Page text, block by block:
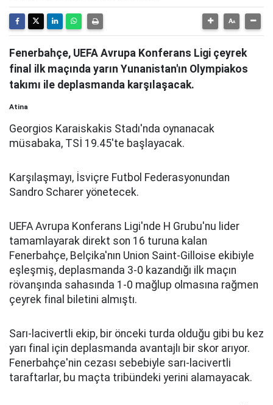
Fenerbahçe, UEFA Avrupa Konferans Ligi çeyrek
final ilk maçında yarın Yunanistan'ın Olympiakos
takımı ile deplasmanda karşılaşacak.
Atina
Georgios Karaiskakis Stadı'nda oynanacak
müsabaka, TSİ 19.45'te başlayacak.
Karşılaşmayı, İsviçre Futbol Federasyonundan
Sandro Scharer yönetecek.
UEFA Avrupa Konferans Ligi'nde H Grubu'nu lider
tamamlayarak direkt son 16 turuna kalan
Fenerbahçe, Belçika'nın Union Saint-Gilloise ekibiyle
eşleşmiş, deplasmanda 3-0 kazandığı ilk maçın
rövanşında sahasında 1-0 mağlup olmasına rağmen
çeyrek final biletini almıştı.
Sarı-lacivertli ekip, bir önceki turda olduğu gibi bu kez
yarı final için deplasmanda avantajlı bir skor arıyor.
Fenerbahçe'nin cezası sebebiyle sarı-lacivertli
taraftarlar, bu maçta tribündeki yerini alamayacak.